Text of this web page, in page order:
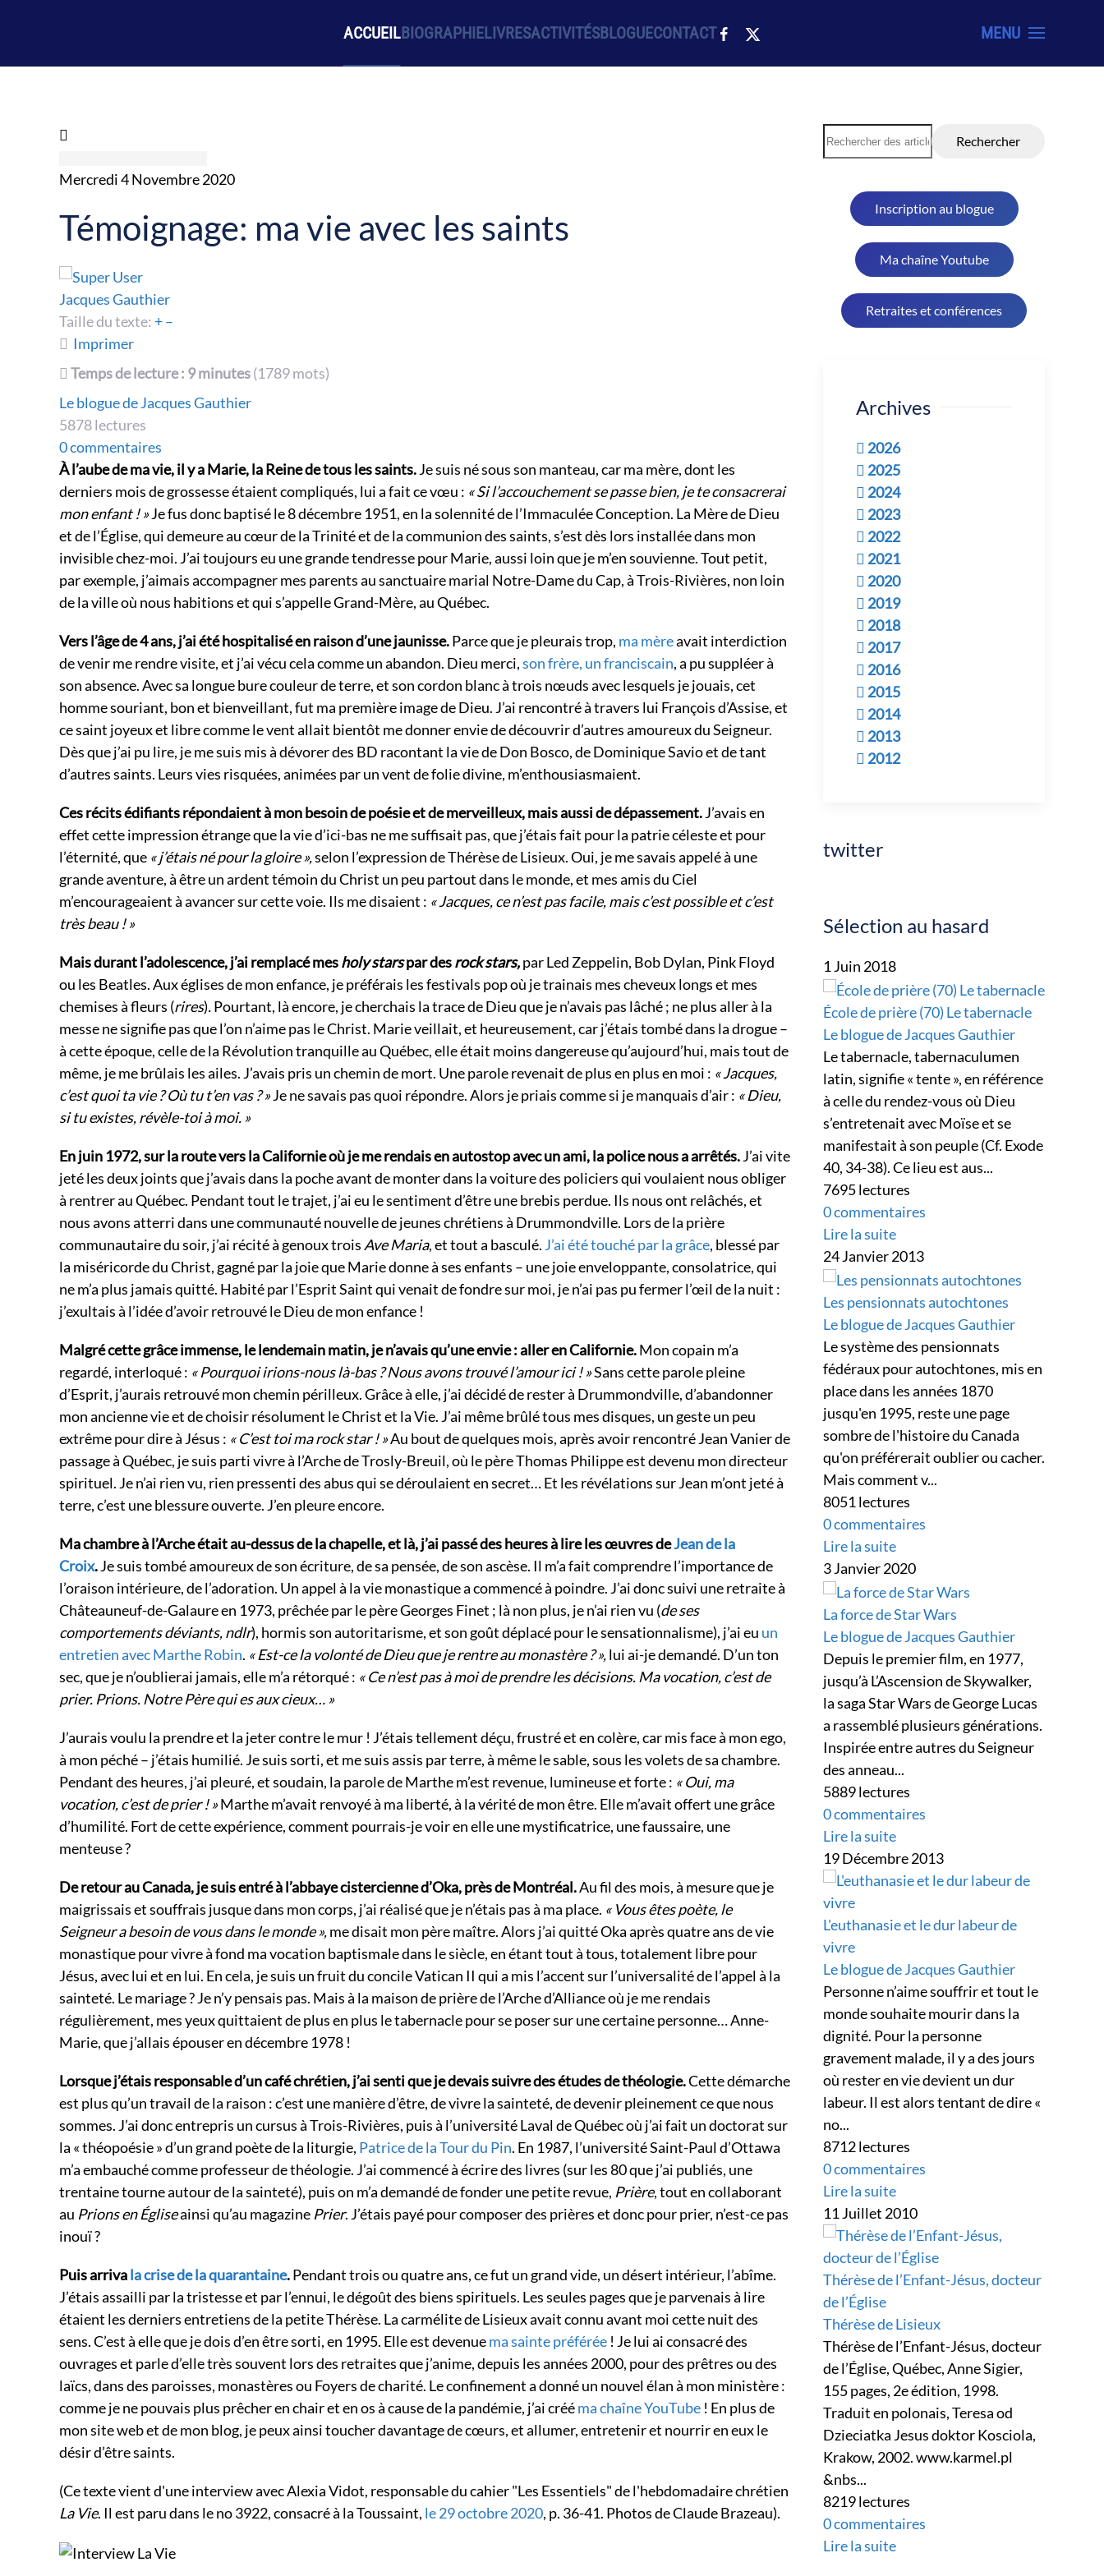
ACCUEILBIOGRAPHIELIVRESACTIVITÉSBLOGUECONTACT MENU
Mercredi 4 Novembre 2020
Témoignage: ma vie avec les saints
Jacques Gauthier
Taille du texte: +–
Imprimer
Temps de lecture : 9 minutes(1789 mots)
Le blogue de Jacques Gauthier
5878 lectures
0 commentaires
À l’aube de ma vie, il y a Marie, la Reine de tous les saints.Je suis né sous son manteau, car ma mère, dont les
derniers mois de grossesse étaient compliqués, lui a fait ce vœu : « Si l’accouchement se passe bien, je te consacrerai
mon enfant ! »Je fus donc baptisé le 8 décembre 1951, en la solennité de l’Immaculée Conception. La Mère de Dieu
et de l’Église, qui demeure au cœur de la Trinité et de la communion des saints, s’est dès lors installée dans mon
invisible chez-moi. J’ai toujours eu une grande tendresse pour Marie, aussi loin que je m’en souvienne. Tout petit,
par exemple, j’aimais accompagner mes parents au sanctuaire marial Notre-Dame du Cap, à Trois-Rivières, non loin
de la ville où nous habitions et qui s’appelle Grand-Mère, au Québec.
Vers l’âge de 4 ans, j’ai été hospitalisé en raison d’une jaunisse.Parce que je pleurais trop, ma mèreavait interdiction
de venir me rendre visite, et j’ai vécu cela comme un abandon. Dieu merci,son frère, un franciscain, a pu suppléer à
son absence. Avec sa longue bure couleur de terre, et son cordon blanc à trois nœuds avec lesquels je jouais, cet
homme souriant, bon et bienveillant, fut ma première image de Dieu. J’ai rencontré à travers lui François d’Assise, et
ce saint joyeux et libre comme le vent allait bientôt me donner envie de découvrir d’autres amoureux du Seigneur.
Dès que j’ai pu lire, je me suis mis à dévorer des BD racontant la vie de Don Bosco, de Dominique Savio et de tant
d’autres saints. Leurs vies risquées, animées par un vent de folie divine, m’enthousiasmaient.
Ces récits édifiants répondaient à mon besoin de poésie et de merveilleux, mais aussi de dépassement.J’avais en
effet cette impression étrange que la vie d’ici-bas ne me suffisait pas, que j’étais fait pour la patrie céleste et pour
l’éternité, que « j’étais né pour la gloire »,selon l’expression de Thérèse de Lisieux. Oui, je me savais appelé à une
grande aventure, à être un ardent témoin du Christ un peu partout dans le monde, et mes amis du Ciel
m’encourageaient à avancer sur cette voie. Ils me disaient : « Jacques, ce n’est pas facile, mais c’est possible et c’est
très beau ! »
Mais durant l’adolescence, j’ai remplacé mesholy starspar desrock stars,par Led Zeppelin, Bob Dylan, Pink Floyd
ou les Beatles. Aux églises de mon enfance, je préférais les festivals pop où je trainais mes cheveux longs et mes
chemises à fleurs (rires).Pourtant, là encore, je cherchais la trace de Dieu que je n’avais pas lâché ; ne plus aller à la
messe ne signifie pas que l’on n’aime pas le Christ. Marie veillait, et heureusement, car j’étais tombé dans la drogue –
à cette époque, celle de la Révolution tranquille au Québec, elle était moins dangereuse qu’aujourd’hui, mais tout de
même, je me brûlais les ailes. J’avais pris un chemin de mort. Une parole revenait de plus en plus en moi : « Jacques,
c’est quoi ta vie ? Où tu t’en vas ? »Je ne savais pas quoi répondre. Alors je priais comme si je manquais d’air : « Dieu,
si tu existes, révèle-toi à moi. »
En juin 1972, sur la route vers la Californie où je me rendais en autostop avec un ami, la police nous a arrêtés.J’ai vite
jeté les deux joints que j’avais dans la poche avant de monter dans la voiture des policiers qui voulaient nous obliger
à rentrer au Québec. Pendant tout le trajet, j’ai eu le sentiment d’être une brebis perdue. Ils nous ont relâchés, et
nous avons atterri dans une communauté nouvelle de jeunes chrétiens à Drummondville. Lors de la prière
communautaire du soir, j’ai récité à genoux trois Ave Maria, et tout a basculé. J’ai été touché par la grâce, blessé par
la miséricorde du Christ, gagné par la joie que Marie donne à ses enfants – une joie enveloppante, consolatrice, qui
ne m’a plus jamais quitté. Habité par l’Esprit Saint qui venait de fondre sur moi, je n’ai pas pu fermer l’œil de la nuit :
j’exultais à l’idée d’avoir retrouvé le Dieu de mon enfance !
Malgré cette grâce immense, le lendemain matin, je n’avais qu’une envie : aller en Californie.Mon copain m’a
regardé, interloqué : « Pourquoi irions-nous là-bas ? Nous avons trouvé l’amour ici ! »Sans cette parole pleine
d’Esprit, j’aurais retrouvé mon chemin périlleux. Grâce à elle, j’ai décidé de rester à Drummondville, d’abandonner
mon ancienne vie et de choisir résolument le Christ et la Vie. J’ai même brûlé tous mes disques, un geste un peu
extrême pour dire à Jésus : « C’est toi ma rock star ! »Au bout de quelques mois, après avoir rencontré Jean Vanier de
passage à Québec, je suis parti vivre à l’Arche de Trosly-Breuil, où le père Thomas Philippe est devenu mon directeur
spirituel. Je n’ai rien vu, rien pressenti des abus qui se déroulaient en secret… Et les révélations sur Jean m’ont jeté à
terre, c’est une blessure ouverte. J’en pleure encore.
Ma chambre à l’Arche était au-dessus de la chapelle, et là, j’ai passé des heures à lire les œuvres deJean de la
Croix.Je suis tombé amoureux de son écriture, de sa pensée, de son ascèse. Il m’a fait comprendre l’importance de
l’oraison intérieure, de l’adoration. Un appel à la vie monastique a commencé à poindre. J’ai donc suivi une retraite à
Châteauneuf-de-Galaure en 1973, prêchée par le père Georges Finet ; là non plus, je n’ai rien vu (de ses
comportements déviants, ndlr), hormis son autoritarisme, et son goût déplacé pour le sensationnalisme), j’ai eu un
entretien avec Marthe Robin. « Est-ce la volonté de Dieu que je rentre au monastère ? »,lui ai-je demandé. D’un ton
sec, que je n’oublierai jamais, elle m’a rétorqué : « Ce n’est pas à moi de prendre les décisions. Ma vocation, c’est de
prier. Prions. Notre Père qui es aux cieux… »
J’aurais voulu la prendre et la jeter contre le mur ! J’étais tellement déçu, frustré et en colère, car mis face à mon ego,
à mon péché – j’étais humilié. Je suis sorti, et me suis assis par terre, à même le sable, sous les volets de sa chambre.
Pendant des heures, j’ai pleuré, et soudain, la parole de Marthe m’est revenue, lumineuse et forte : « Oui, ma
vocation, c’est de prier ! »Marthe m’avait renvoyé à ma liberté, à la vérité de mon être. Elle m’avait offert une grâce
d’humilité. Fort de cette expérience, comment pourrais-je voir en elle une mystificatrice, une faussaire, une
menteuse ?
De retour au Canada, je suis entré à l’abbaye cistercienne d’Oka, près de Montréal.Au fil des mois, à mesure que je
maigrissais et souffrais jusque dans mon corps, j’ai réalisé que je n’étais pas à ma place. « Vous êtes poète, le
Seigneur a besoin de vous dans le monde »,me disait mon père maître. Alors j’ai quitté Oka après quatre ans de vie
monastique pour vivre à fond ma vocation baptismale dans le siècle, en étant tout à tous, totalement libre pour
Jésus, avec lui et en lui. En cela, je suis un fruit du concile Vatican II qui a mis l’accent sur l’universalité de l’appel à la
sainteté. Le mariage ? Je n’y pensais pas. Mais à la maison de prière de l’Arche d’Alliance où je me rendais
régulièrement, mes yeux quittaient de plus en plus le tabernacle pour se poser sur une certaine personne… Anne-
Marie, que j’allais épouser en décembre 1978 !
Lorsque j’étais responsable d’un café chrétien, j’ai senti que je devais suivre des études de théologie.Cette démarche
est plus qu’un travail de la raison : c’est une manière d’être, de vivre la sainteté, de devenir pleinement ce que nous
sommes. J’ai donc entrepris un cursus à Trois-Rivières, puis à l’université Laval de Québec où j’ai fait un doctorat sur
la « théopoésie » d’un grand poète de la liturgie, Patrice de la Tour du Pin. En 1987, l’université Saint-Paul d’Ottawa
m’a embauché comme professeur de théologie. J’ai commencé à écrire des livres (sur les 80 que j’ai publiés, une
trentaine tourne autour de la sainteté), puis on m’a demandé de fonder une petite revue, Prière, tout en collaborant
au Prions en Égliseainsi qu’au magazine Prier. J’étais payé pour composer des prières et donc pour prier, n’est-ce pas
inouï ?
Puis arrivala crise de la quarantaine.Pendant trois ou quatre ans, ce fut un grand vide, un désert intérieur, l’abîme.
J’étais assailli par la tristesse et par l’ennui, le dégoût des biens spirituels. Les seules pages que je parvenais à lire
étaient les derniers entretiens de la petite Thérèse. La carmélite de Lisieux avait connu avant moi cette nuit des
sens. C’est à elle que je dois d’en être sorti, en 1995. Elle est devenuema sainte préférée ! Je lui ai consacré des
ouvrages et parle d’elle très souvent lors des retraites que j’anime, depuis les années 2000, pour des prêtres ou des
laïcs, dans des paroisses, monastères ou Foyers de charité. Le confinement a donné un nouvel élan à mon ministère :
comme je ne pouvais plus prêcher en chair et en os à cause de la pandémie, j’ai crééma chaîne YouTube ! En plus de
mon site web et de mon blog, je peux ainsi toucher davantage de cœurs, et allumer, entretenir et nourrir en eux le
désir d’être saints.
(Ce texte vient d'une interview avec Alexia Vidot, responsable du cahier "Les Essentiels" de l'hebdomadaire chrétien
La Vie. Il est paru dans le no 3922, consacré à la Toussaint, le 29 octobre 2020, p. 36-41. Photos de Claude Brazeau).
Rechercher
Inscription au blogue
Ma chaîne Youtube
Retraites et conférences
Archives
2026
2025
2024
2023
2022
2021
2020
2019
2018
2017
2016
2015
2014
2013
2012
twitter
Sélection au hasard
1 Juin 2018
École de prière (70) Le tabernacle
Le blogue de Jacques Gauthier
Le tabernacle, tabernaculumen
latin, signifie « tente », en référence
à celle du rendez-vous où Dieu
s’entretenait avec Moïse et se
manifestait à son peuple (Cf. Exode
40, 34-38). Ce lieu est aus...
7695 lectures
0 commentaires
Lire la suite
24 Janvier 2013
Les pensionnats autochtones
Le blogue de Jacques Gauthier
Le système des pensionnats
fédéraux pour autochtones, mis en
place dans les années 1870
jusqu'en 1995, reste une page
sombre de l'histoire du Canada
qu'on préférerait oublier ou cacher.
Mais comment v...
8051 lectures
0 commentaires
Lire la suite
3 Janvier 2020
La force de Star Wars
Le blogue de Jacques Gauthier
Depuis le premier film, en 1977,
jusqu’à L’Ascension de Skywalker,
la saga Star Wars de George Lucas
a rassemblé plusieurs générations.
Inspirée entre autres du Seigneur
des anneau...
5889 lectures
0 commentaires
Lire la suite
19 Décembre 2013
L'euthanasie et le dur labeur de
vivre
Le blogue de Jacques Gauthier
Personne n’aime souffrir et tout le
monde souhaite mourir dans la
dignité. Pour la personne
gravement malade, il y a des jours
où rester en vie devient un dur
labeur. Il est alors tentant de dire «
no...
8712 lectures
0 commentaires
Lire la suite
11 Juillet 2010
Thérèse de l’Enfant-Jésus, docteur
de l’Église
Thérèse de Lisieux
Thérèse de l’Enfant-Jésus, docteur
de l’Église, Québec, Anne Sigier,
155 pages, 2e édition, 1998.
Traduit en polonais, Teresa od
Dzieciatka Jesus doktor Kosciola,
Krakow, 2002. www.karmel.pl
&nbs...
8219 lectures
0 commentaires
Lire la suite